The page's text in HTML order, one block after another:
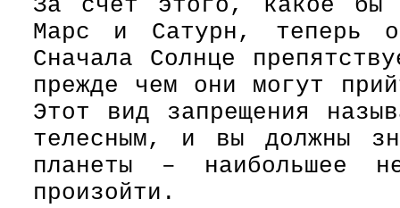
За счет этого, какое бы
Марс и Сатурн, теперь
Сначала Солнце
прежде чем они могут
Этот вид запрещения
телесным, и вы должны
планеты – наибольшее
произойти.